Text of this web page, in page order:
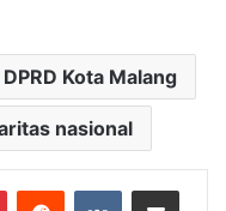
Kota Malang
nasional
PinterestReddit VKontakteShare via Email